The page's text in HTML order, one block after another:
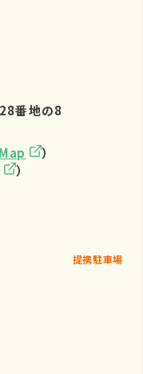
番地の8
）
）
提携駐車場